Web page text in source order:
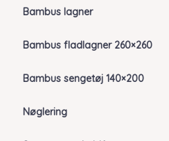
Bambus lagner
Bambus fladlagner 260×260
Bambus sengetøj 140×200
Nøglering